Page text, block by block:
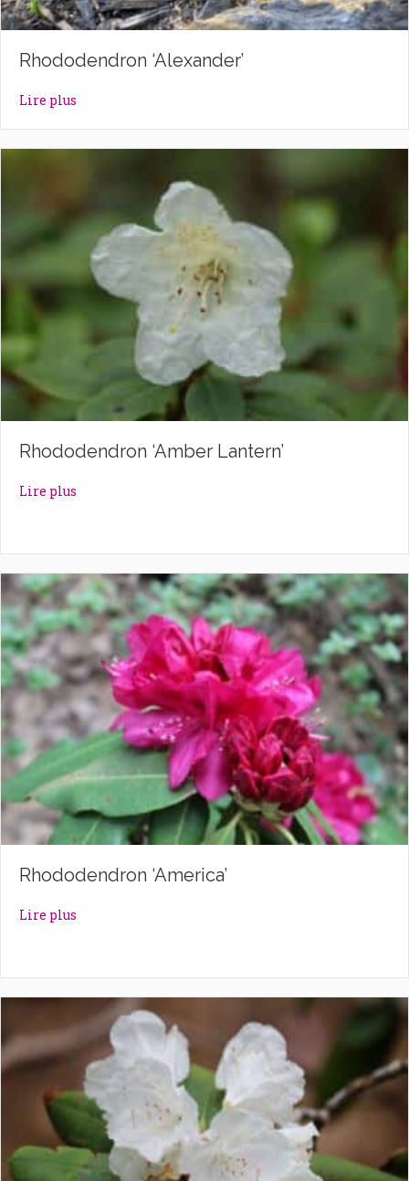
Rhododendron ‘Alexander’
Lire plus
Rhododendron ‘Amber Lantern’
Lire plus
Rhododendron ‘America’
Lire plus